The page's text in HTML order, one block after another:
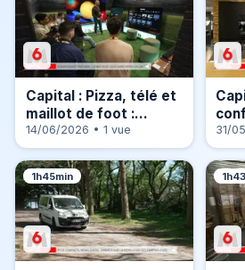
Capital : Pizza, télé et
maillot de foot :
enquête sur les vrais
gagnants de la Coupe
du Monde
14/06/2026 • 1 vue
les
31/
1h45min